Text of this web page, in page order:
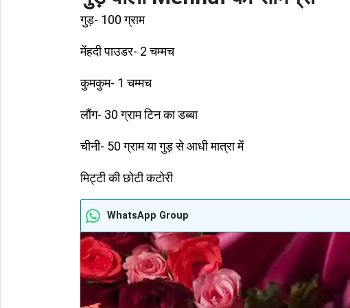
गुड़- 100 ग्राम
मेंहदी पाउडर- 2 चम्मच
कुमकुम- 1 चम्मच
लौंग- 30 ग्राम टिन का डब्बा
चीनी- 50 ग्राम या गुड़ से आधी मात्रा में
मिट्टी की छोटी कटोरी
WhatsApp Group